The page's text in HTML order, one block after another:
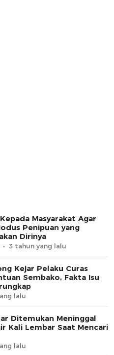
Masyarakat Agar
Penipuan yang
Dirinya
3 tahun yang lalu
Kejar Pelaku Curas
Sembako, Fakta Isu
lalu
Ditemukan Meninggal
Kali Lembar Saat Mencari
lalu